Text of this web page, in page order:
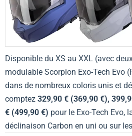
Disponible du XS au XXL (avec
modulable Scorpion Exo-Tech Evo
dans de nombreux coloris unis et
comptez 329,90 € (369,90 €),
€ (499,90 €) pour le Exo-Tech Evo,
déclinaison Carbon en uni ou sur